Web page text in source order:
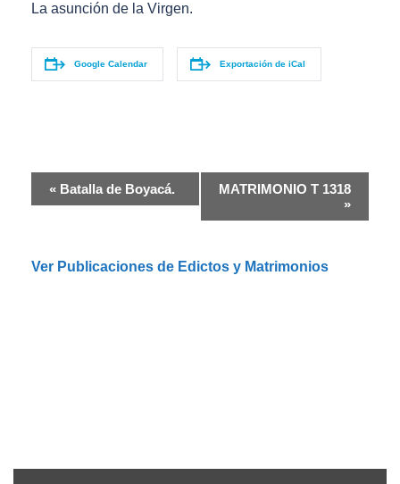
La asunción de la Virgen.
Google Calendar Exportación de iCal
a
g
« Batalla de Boyacá.
MATRIMONIO T 1318
»
Ver Publicaciones de Edictos y Matrimonios